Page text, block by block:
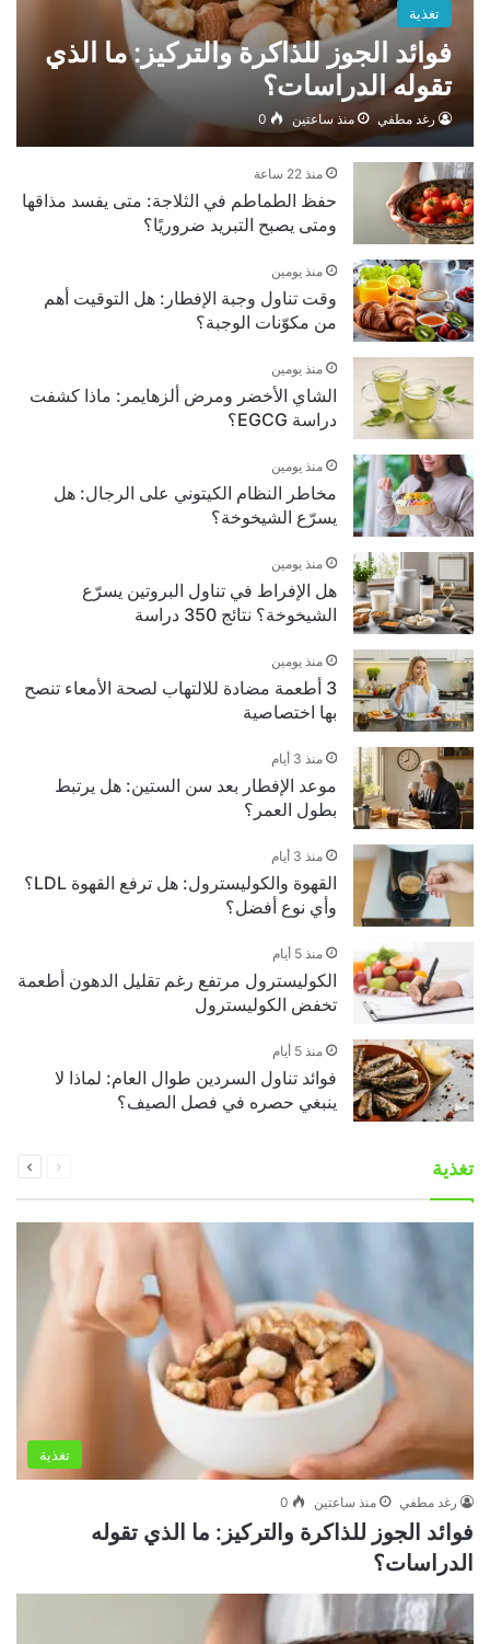
تغذية
فوائد الجوز للذاكرة والتركيز: ما الذي
تقوله الدراسات؟
رغد مطفي منذ ساعتين 0
منذ 22 ساعة
حفظ الطماطم في الثلاجة: متى يفسد مذاقها
ومتى يصبح التبريد ضروريًا؟
منذ يومين
وقت تناول وجبة الإفطار: هل التوقيت أهم
من مكوّنات الوجبة؟
منذ يومين
الشاي الأخضر ومرض ألزهايمر: ماذا كشفت
دراسة EGCG؟
منذ يومين
مخاطر النظام الكيتوني على الرجال: هل
يسرّع الشيخوخة؟
منذ يومين
هل الإفراط في تناول البروتين يسرّع
الشيخوخة؟ نتائج 350 دراسة
منذ يومين
3 أطعمة مضادة للالتهاب لصحة الأمعاء تنصح
بها اختصاصية
منذ 3 أيام
موعد الإفطار بعد سن الستين: هل يرتبط
بطول العمر؟
منذ 3 أيام
القهوة والكوليسترول: هل ترفع القهوة LDL؟
وأي نوع أفضل؟
منذ 5 أيام
الكوليسترول مرتفع رغم تقليل الدهون أطعمة
تخفض الكوليسترول
منذ 5 أيام
فوائد تناول السردين طوال العام: لماذا لا
ينبغي حصره في فصل الصيف؟
تغذية الصفحةالصفحة
تغذية
رغد مطفي منذ ساعتين 0
فوائد الجوز للذاكرة والتركيز: ما الذي تقوله
الدراسات؟